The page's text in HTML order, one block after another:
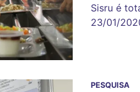
Sisru é
23/01/
PESQUISA